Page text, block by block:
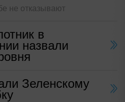
не отказывают
в
назвали
Зеленскому